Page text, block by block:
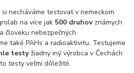
si necháváme testovat v nemeckom
na více jak 500 druhovznámych
človeku nebezpečných
také PAHs a radioaktivitu. Testujeme
testyžiadny iný výrobca v Čechách
testy veľmi dôležité.